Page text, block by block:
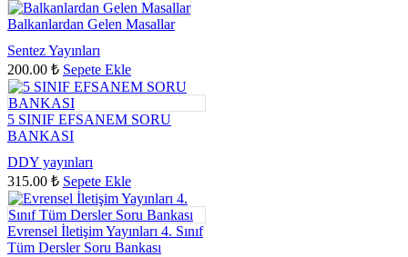
Balkanlardan Gelen Masallar
Sentez Yayınları
200.00 ₺ Sepete Ekle
5 SINIF EFSANEM SORU
BANKASI
DDY yayınları
315.00 ₺ Sepete Ekle
Evrensel İletişim Yayınları 4. Sınıf
Tüm Dersler Soru Bankası